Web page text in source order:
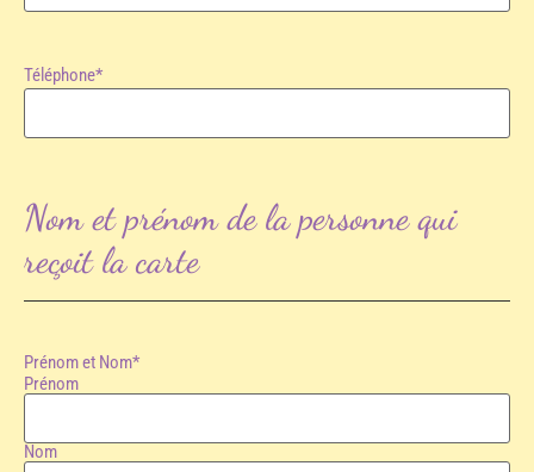
Téléphone*
Nom et prénom de la personne qui
reçoit la carte
Prénom et Nom*
Prénom
Nom